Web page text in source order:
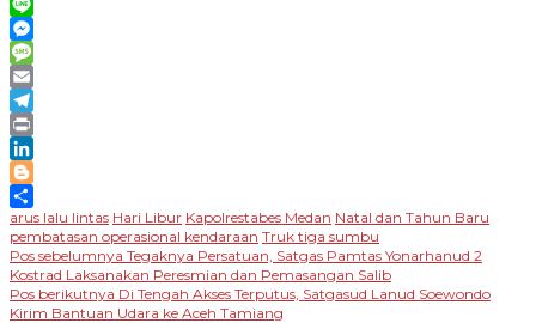
WhatsApp
Line
Messenger
Message
Email
Telegram
Print
LinkedIn
Blogger
Share
arus lalu lintas Hari Libur Kapolrestabes Medan Natal dan Tahun Baru
pembatasan operasional kendaraan Truk tiga sumbu
Navigasi
pos
Pos sebelumnya Tegaknya Persatuan, Satgas Pamtas Yonarhanud 2
Kostrad Laksanakan Peresmian dan Pemasangan Salib
Pos berikutnya Di Tengah Akses Terputus, Satgasud Lanud Soewondo
Kirim Bantuan Udara ke Aceh Tamiang